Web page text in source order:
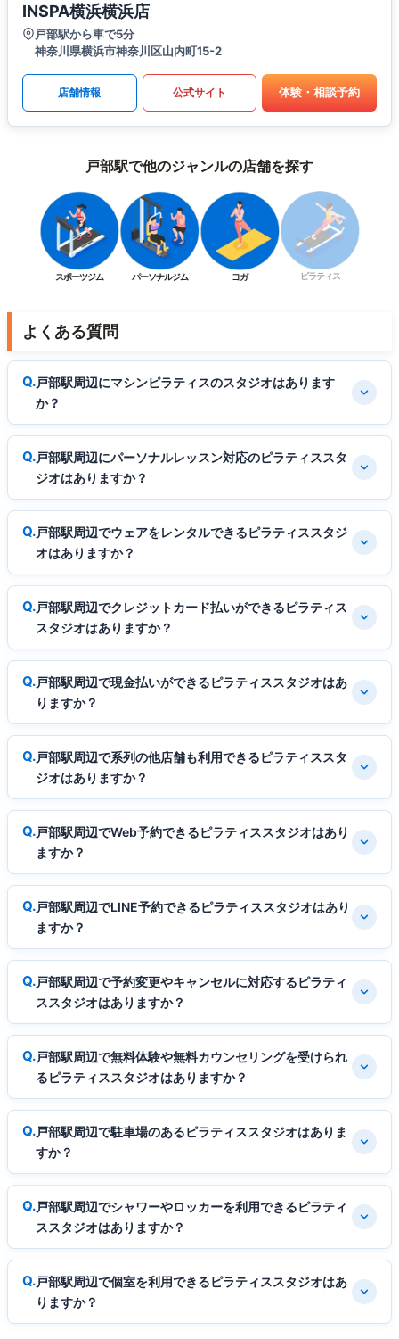
INSPA横浜横浜店
戸部駅から車で5分
神奈川県横浜市神奈川区山内町15-2
店舗情報 公式サイト 体験・相談予約
戸部駅で他のジャンルの店舗を探す
スポーツジム パーソナルジム ヨガ ピラティス
よくある質問
戸部駅周辺にマシンピラティスのスタジオはあります
か？
戸部駅周辺にパーソナルレッスン対応のピラティススタ
ジオはありますか？
戸部駅周辺でウェアをレンタルできるピラティススタジ
オはありますか？
戸部駅周辺でクレジットカード払いができるピラティス
スタジオはありますか？
戸部駅周辺で現金払いができるピラティススタジオはあ
りますか？
戸部駅周辺で系列の他店舗も利用できるピラティススタ
ジオはありますか？
戸部駅周辺でWeb予約できるピラティススタジオはあり
ますか？
戸部駅周辺でLINE予約できるピラティススタジオはあり
ますか？
戸部駅周辺で予約変更やキャンセルに対応するピラティ
ススタジオはありますか？
戸部駅周辺で無料体験や無料カウンセリングを受けられ
るピラティススタジオはありますか？
戸部駅周辺で駐車場のあるピラティススタジオはありま
すか？
戸部駅周辺でシャワーやロッカーを利用できるピラティ
ススタジオはありますか？
戸部駅周辺で個室を利用できるピラティススタジオはあ
りますか？